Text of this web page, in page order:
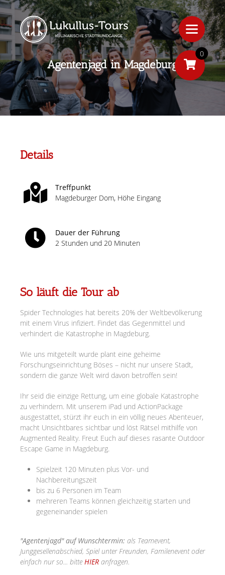
Agentenjagd in Magdeburg
Details
Treffpunkt
Magdeburger Dom, Höhe Eingang
Dauer der Führung
2 Stunden und 20 Minuten
So läuft die Tour ab
Spider Technologies hat bereits 20% der Weltbevölkerung
mit einem Virus infiziert. Findet das Gegenmittel und
verhindert die Katastrophe in Magdeburg.
Wie uns mitgeteilt wurde plant eine geheime
Forschungseinrichtung Böses – nicht nur unsere Stadt,
sondern die ganze Welt wird davon betroffen sein!
Ihr seid die einzige Rettung, um eine globale Katastrophe
zu verhindern. Mit unserem iPad und ActionPackage
ausgestattet, stürzt ihr euch in ein völlig neues Abenteuer,
macht Unsichtbares sichtbar und löst Rätsel mithilfe von
Augmented Reality. Freut Euch auf dieses rasante Outdoor
Escape Game in Magdeburg.
Spielzeit 120 Minuten plus Vor- und
Nachbereitungszeit
bis zu 6 Personen im Team
mehreren Teams können gleichzeitig starten und
gegeneinander spielen
"Agentenjagd" auf Wunschtermin: als Teamevent,
Junggesellenabschied, Spiel unter Freunden, Familenevent oder
einfach nur so... bitte HIER anfragen.
0